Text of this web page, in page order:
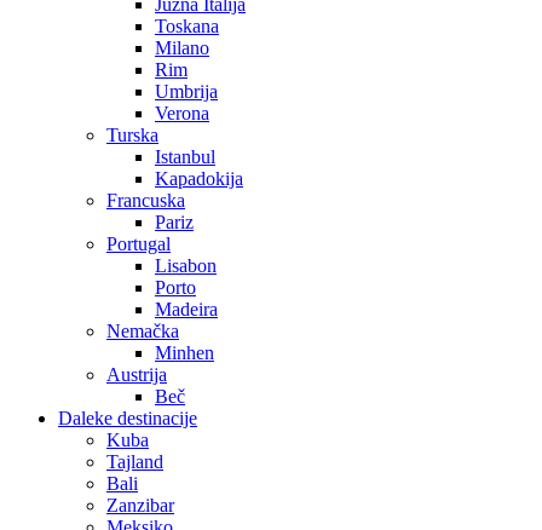
Južna Italija
Toskana
Milano
Rim
Umbrija
Verona
Turska
Istanbul
Kapadokija
Francuska
Pariz
Portugal
Lisabon
Porto
Madeira
Nemačka
Minhen
Austrija
Beč
Daleke destinacije
Kuba
Tajland
Bali
Zanzibar